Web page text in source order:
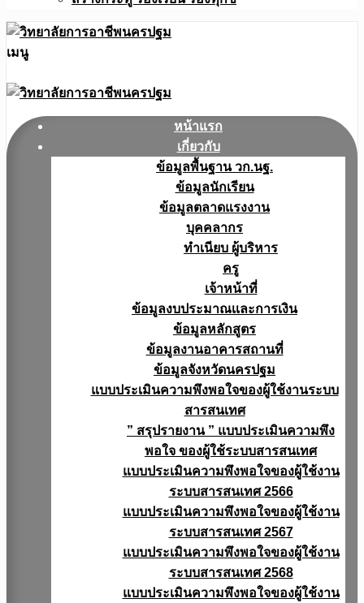
เมนู
หน้าแรก
เกี่ยวกับ
ข้อมูลพื้นฐาน วก.นฐ.
ข้อมูลนักเรียน
ข้อมูลตลาดแรงงาน
บุคคลากร
ทำเนียบ ผู้บริหาร
ครู
เจ้าหน้าที่
ข้อมูลงบประมาณเเละการเงิน
ข้อมูลหลักสูตร
ข้อมูลงานอาคารสถานที่
ข้อมูลจังหวัดนครปฐม
แบบประเมินความพึงพอใจของผู้ใช้งานระบบ
สารสนเทศ
” สรุปรายงาน ” แบบประเมินความพึง
พอใจ ของผู้ใช้ระบบสารสนเทศ
แบบประเมินความพึงพอใจของผู้ใช้งาน
ระบบสารสนเทศ 2566
แบบประเมินความพึงพอใจของผู้ใช้งาน
ระบบสารสนเทศ 2567
แบบประเมินความพึงพอใจของผู้ใช้งาน
ระบบสารสนเทศ 2568
แบบประเมินความพึงพอใจของผู้ใช้งาน